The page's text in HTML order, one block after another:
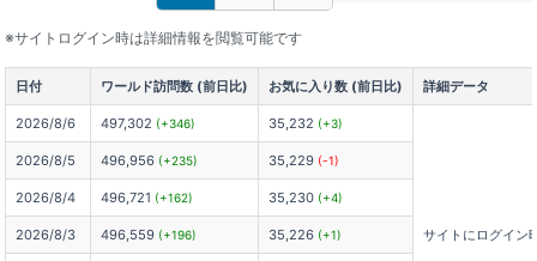
※サイトログイン時は詳細情報を閲覧可能です
日付 ワールド訪問数 (前日比) お気に入り数 (前日比) 詳細データ
2026/8/6 497,302 (+346) 35,232 (+3)
サイトにログイン
2026/8/5 496,956 (+235) 35,229 (-1)
2026/8/4 496,721 (+162) 35,230 (+4)
2026/8/3 496,559 (+196) 35,226 (+1)